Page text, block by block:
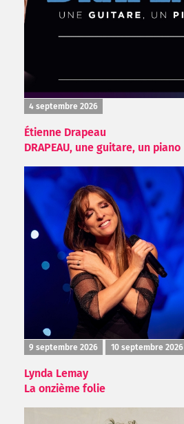
4 septembre 2026
Étienne Drapeau
DRAPEAU, une guitare, un piano
9 septembre 2026 10 septembre 2026
Lynda Lemay
La onzième folie